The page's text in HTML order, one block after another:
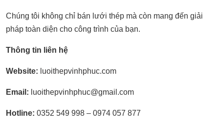
Chúng tôi không chỉ bán lưới thép mà còn mang đến giải
pháp toàn diện cho công trình của bạn.
Thông tin liên hệ
Website: luoithepvinhphuc.com
Email: luoithepvinhphuc@gmail.com
Hotline: 0352 549 998 – 0974 057 877